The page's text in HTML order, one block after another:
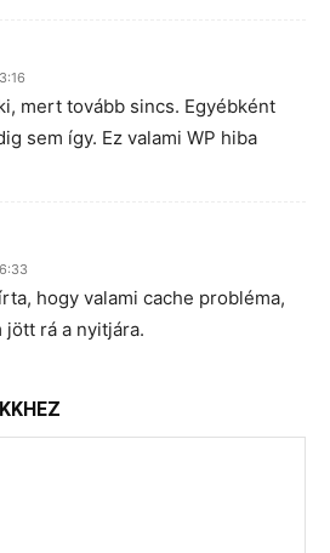
mert tovább sincs. Egyébként
sem így. Ez valami WP hiba
hogy valami cache probléma,
jött rá a nyitjára.